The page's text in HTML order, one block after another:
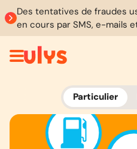
Des tentatives de fraudes
en cours par SMS, e-mails
Particulier